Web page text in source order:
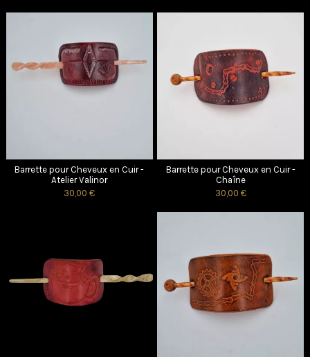
Barrette pour Cheveux en Cuir -
Atelier Valinor
30,00 €
Barrette pour Cheveux en Cuir -
Chaîne
30,00 €